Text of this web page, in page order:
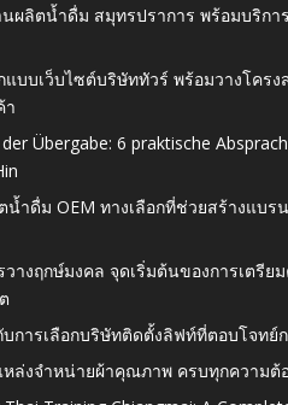
นผลิตน้ำดื่ม สมุทรปราการ พร้อมบริก
แบบเว็บไซต์บริษัททัวร์ พร้อมวางโครง
า
Übergabe: 6 praktische
น้ำดื่ม OEM ทางเลือกที่ช่วยสร้างแบร
วางฤกษ์มงคล จุดเริ่มต้นของการเตรี
การเลือกบริษัทติดตั้งลิฟท์ที่ตอบโจทย์
หล่งจำหน่ายผ้าคุณภาพ ครบทุกความ